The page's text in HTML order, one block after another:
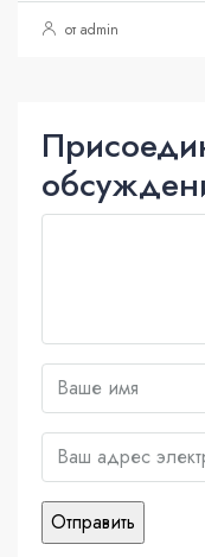
от admin